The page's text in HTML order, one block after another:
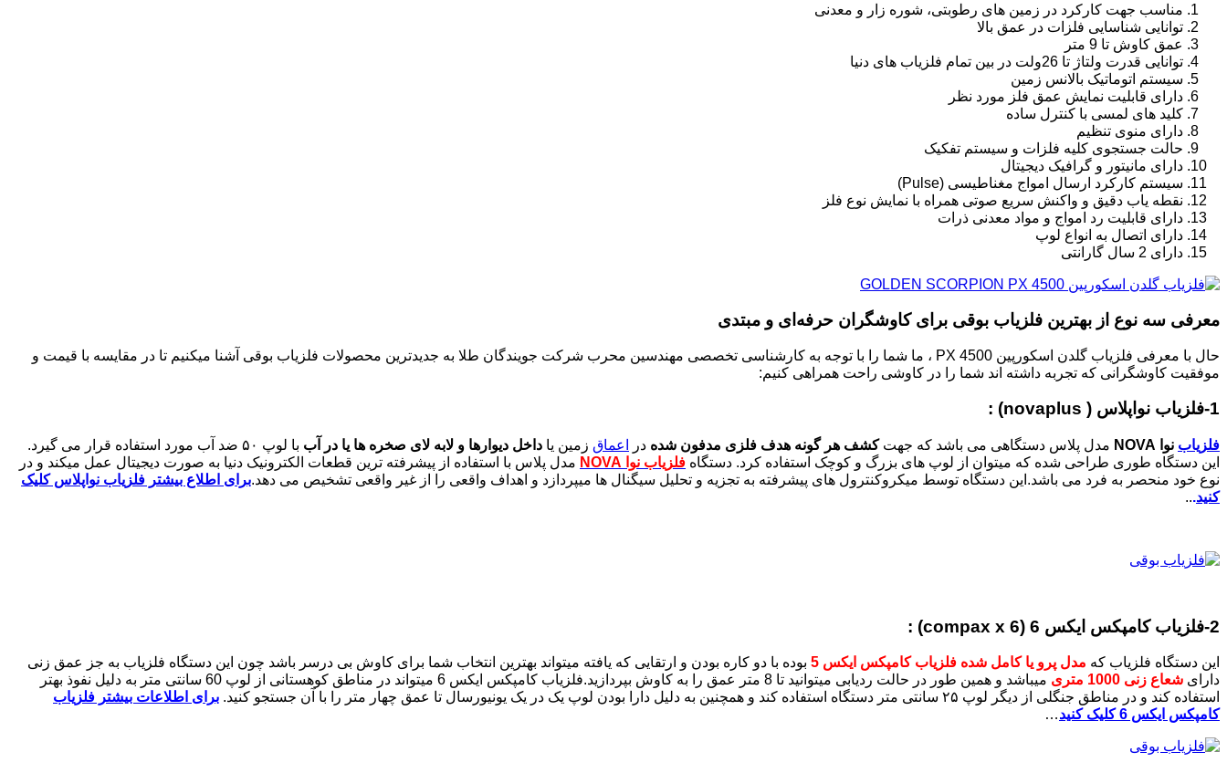
مناسب جهت کارکرد در زمین های رطوبتی، شوره زار و معدنی
توانایی شناسایی فلزات در عمق بالا
عمق کاوش تا 9 متر
توانایی قدرت ولتاژ تا 26ولت در بین تمام فلزیاب های دنیا
سیستم اتوماتیک بالانس زمین
دارای قابلیت نمایش عمق فلز مورد نظر
کلید های لمسی با کنترل ساده
دارای منوی تنظیم
حالت جستجوی کلیه فلزات و سیستم تفکیک
دارای مانیتور و گرافیک دیجیتال
سیستم کارکرد ارسال امواج مغناطیسی (Pulse)
نقطه یاب دقیق و واکنش سریع صوتی همراه با نمایش نوع فلز
دارای قابلیت رد امواج و مواد معدنی ذرات
دارای اتصال به انواع لوپ
دارای 2 سال گارانتی
معرفی سه نوع از بهترین فلزیاب بوقی برای کاوشگران حرفه‌ای و مبتدی
حال با معرفی فلزیاب گلدن اسکورپین PX 4500 ، ما شما را با توجه به کارشناسی تخصصی مهندسین محرب شرکت جویندگان طلا به جدیدترین محصولات فلزیاب بوقی آشنا میکنیم تا در مقایسه با قیمت و
موفقیت کاوشگرانی که تجربه داشته اند شما را در کاوشی راحت همراهی کنیم:
1-فلزیاب نواپلاس ( novaplus) :
فلزیاب نوا NOVA مدل پلاس دستگاهی می باشد که جهتکشف هر گونه هدف فلزی مدفون شده در اعماق زمین یا داخل دیوارها و لابه لای صخره ها یا در آب
با لوپ ۵۰ ضد آب مورد استفاده قرار می گیرد.
این دستگاه طوری طراحی شده که میتوان از لوپ های بزرگ و کوچک استفاده کرد. دستگاه فلزیاب نوا NOVA
مدل پلاس با استفاده از پیشرفته ترین قطعات الکترونیک دنیا به صورت دیجیتال عمل میکند و در
نوع خود منحصر به فرد می باشد.این دستگاه توسط میکروکنترول های پیشرفته به تجزیه و تحلیل سیگنال ها میپردازد و اهداف واقعی را از غیر واقعی تشخیص می دهد.برای اطلاع بیشتر فلزیاب نواپلاس کلیک
کنید.
..
2-فلزیاب کامپکس ایکس 6 (compax x 6) :
این دستگاه فلزیاب که مدل پرو یا کامل شده فلزیاب کامپکس ایکس 5
بوده با دو کاره بودن و ارتقایی که یافته میتواند بهترین انتخاب شما برای کاوش بی درسر باشد چون این دستگاه فلزیاب به جز عمق زنی
دارای شعاع زنی 1000 متری
میباشد و همین طور در حالت ردیابی میتوانید تا 8 متر عمق را به کاوش بپردازید.فلزیاب کامپکس ایکس 6 میتواند در مناطق کوهستانی از لوپ 60 سانتی متر به دلیل نفوذ بهتر
استفاده کند و در مناطق جنگلی از دیگر لوپ ۲۵ سانتی متر دستگاه استفاده کند و همچنین به دلیل دارا بودن لوپ یک در یک یونیورسال تا عمق چهار متر را با آن جستجو کنید.
برای اطلاعات بیشتر فلزیاب
کامپکس ایکس 6 کلیک کنید
…